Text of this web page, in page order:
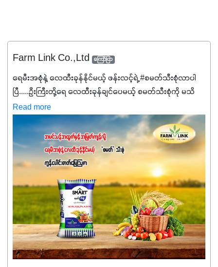
Farm Link Co.,Ltd ကြော်ငြာ
ရေမီးအစုံနဲ့ လေထီးခုန်နိုင်မယ့် ဖန်းလင့်ရဲ့ #စမတ်သီးစုံလာပါ
ပြီ.....ဦးကြီးတို့ရေ ‌လေထီးခုန်ချင်ပေမယ့် စမတ်သီးစုံကို မသိ
သေးရင်တော့ ဒီစာလေးကို ဆက်ဖတ်‌ပေးပါ #စမတ်သီးစုံဆိုတာ
အပင်တိုင်းအတွက် အဓိကအာဟာရNPK (19:7:8)နဲ့ #ဟူးမစ်
အက်စစ်တို့ အချိုးကျ ပေါင်းစပ်ထားတဲ့ ကွန်ပေါင်း
ဓာတ်မြေဩဇာဖြစ်ပါတယ်။ အဓိကအကျိုးကျေးဇူးတွေအနေနဲ့
ကတော့ နိုက်ထရိုဂျင် 19%ပါဝင်တဲ့အတွက် ကလိုရိုဖီးလ်ဖွဲ့စည်း
မှုကို အားပေးကာ သီးနှံပင်များ၏အရွက်များစိမ်းလန်းသန်စွမ်း
ပြီး အစာချက်လုပ်မှုအားကောင်းစေပါတယ်။ အပင်၏ပင်ပိုင်း
ကြီးထွားမှုကို တိုးမြင့်စေကာ အပင်သန်၍ အကြီးမြန်စေပါတယ်။
သင့်တော်တဲ့ Phosphorus 7%ပါဝင်မှုကြောင့် အပင်ရဲ့ အမြစ်
ဖွဲ့စည်းတည်ဆောက်မှုကို ပို၍သန်မာလာအောင် အားပေးပါ
တယ်။ ဒါ့အပြင် ပန်းပွင့်ခြင်း၊အသီးသီးခြင်း၊အစေ့တည်ခြင်း
လုပ်ငန်းစဉ်များကိုလည်း အားပေးပါတယ်။ လုံလောက်တဲ့
Read more